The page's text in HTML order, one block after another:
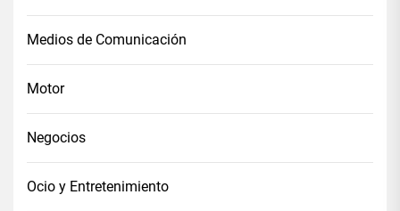
Medios de Comunicación
Motor
Negocios
Ocio y Entretenimiento